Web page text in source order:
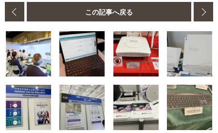
この記事へ戻る